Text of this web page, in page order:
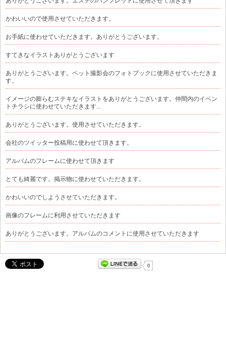
かわいいので使用させていただきます。
お手紙に使わせていただきます。ありがとうございます。
すてきなイラストありがとうございます
ありがとうございます。ペット撮影会のフォトブックに使用させていただきま
す。
イメージの膨らむステキなイラストをありがとうございます。仲間内のイベン
トチラシに使わせていただきます...
ありがとうございます。使用させていただきます。
会社のツイッター投稿用に使わせて頂きます。
アルバムのフレームに使わせて頂きます
とても綺麗です。掲示物に使わせていただきます。
かわいいのでしようさせていただきます。
画像のフレームに利用させていただきます
ありがとうございます。アルバムのコメントに使用させていただきます
0